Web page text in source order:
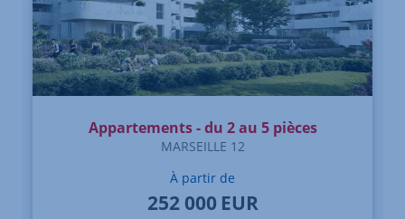
Appartements - du 2 au 5 pièces
MARSEILLE 12
À partir de
252 000 EUR